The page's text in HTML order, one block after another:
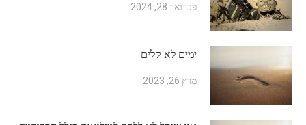
פברואר 28, 2024
ימים לא קלים
מרץ 26, 2023